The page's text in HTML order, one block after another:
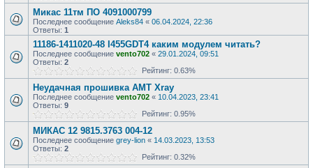
Микас 11тм ПО 4091000799
Последнее сообщение Aleks84 « 06.04.2024, 22:36
Ответы: 1
11186-1411020-48 I455GDT4 каким модулем читать?
Последнее сообщение vento702 « 29.01.2024, 09:51
Ответы: 2
Рейтинг: 0.63%
Неудачная прошивка АМТ Xray
Последнее сообщение vento702 « 10.04.2023, 23:41
Ответы: 9
Рейтинг: 0.95%
МИКАС 12 9815.3763 004-12
Последнее сообщение grey-lion « 14.03.2023, 13:53
Ответы: 2
Рейтинг: 0.32%